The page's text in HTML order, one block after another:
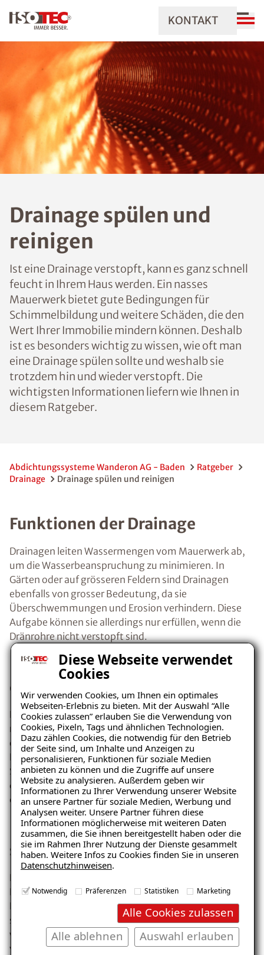
Diese Webseite verwendet
Cookies
Wir verwenden Cookies, um Ihnen ein optimales
Webseiten-Erlebnis zu bieten. Mit der Auswahl “Alle
Cookies zulassen” erlauben Sie die Verwendung von
Cookies, Pixeln, Tags und ähnlichen Technologien.
Dazu zählen Cookies, die notwendig für den Betrieb
der Seite sind, um Inhalte und Anzeigen zu
personalisieren, Funktionen für soziale Medien
anbieten zu können und die Zugriffe auf unsere
Website zu analysieren. Außerdem geben wir
Informationen zu Ihrer Verwendung unserer Website
an unsere Partner für soziale Medien, Werbung und
Analysen weiter. Unsere Partner führen diese
Informationen möglicherweise mit weiteren Daten
zusammen, die Sie ihnen bereitgestellt haben oder die
sie im Rahmen Ihrer Nutzung der Dienste gesammelt
haben. Weitere Infos zu Cookies finden Sie in unseren
Datenschutzhinweisen.
Notwendig Präferenzen Statistiken Marketing
Alle Cookies zulassen
Auswahl erlauben
Alle ablehnen
KONTAKT
Drainage spülen und
reinigen
Ist eine Drainage verstopft, kann es ganz schnell
feucht in Ihrem Haus werden. Ein nasses
Mauerwerk bietet gute Bedingungen für
Schimmelbildung und weitere Schäden, die den
Wert Ihrer Immobilie mindern können. Deshalb
ist es besonders wichtig zu wissen, wie oft man
eine Drainage spülen sollte und weshalb sie
trotzdem hin und wieder verstopft. Die
wichtigsten Informationen liefern wie Ihnen in
diesem Ratgeber.
Abdichtungssysteme Wanderon AG - Baden
Ratgeber
Drainage
Drainage spülen und reinigen
Funktionen der Drainage
Drainagen leiten Wassermengen vom Mauerwerk ab,
um die Wasserbeanspruchung zu minimieren. In
Gärten oder auf grösseren Feldern sind Drainagen
ebenfalls von grosser Bedeutung, da sie
Überschwemmungen und Erosion verhindern. Diese
Aufgabe können sie allerdings nur erfüllen, wenn die
Dränrohre nicht verstopft sind.
Drainage verstopft – Wie kann
das passieren?
Drainagen ohne Filter verstopfen manchmal auch trotz
regelmässigem Spülen. Verschiedene Faktoren können
dafür verantwortlich sein. Wurzeln z.B. können in das
Drainagerohr einwachsen und den Kanal verstopfen.
Sand, Blätter, Zweige, Dreck und Schlamm werden mit
dem Wasser in das Rohr gespült und setzen sich dort
ebenfalls fest.
Hilfe vom Fachmann - Drainage
spülen
Die Veränderung des Klimas hat auch in unserer
Klimazone für extremere Niederschläge gesorgt.
Dadurch werden die Drainagen öfter beansprucht und
sollten mindestens einmal im Jahr durchgespült
werden, damit sie nicht verstopfen. Allerdings ist es in
vielen Fällen nicht ratsam die Drainagerohre selbst zu